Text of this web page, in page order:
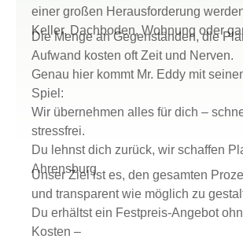
einer großen Herausforderung
Keller, Dachboden, Wohnung oder
Die Menge an Gegenständen, die
Aufwand kosten oft Zeit und Nerven.
Genau hier kommt Mr. Eddy mit
Spiel:
Wir übernehmen alles für dich –
stressfrei.
Du lehnst dich zurück, wir schaffen
Ahrensburg
Unser Ziel ist es, den gesamten
und transparent wie möglich zu
Du erhältst ein Festpreis-Angebot
Kosten –